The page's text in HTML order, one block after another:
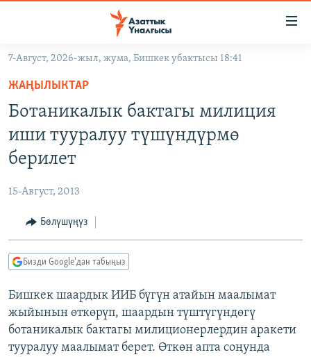
Навигацияга
өтүңүз
Издөөгө
салыңыз
МАДАНИЯТ
УКРАИНА
ТВ ПРОГРАММАЛАР
БҮГҮН АЗАТТЫКТА
ДАНИСТЕ
ЭЖЕ-СИҢДИЛЕР
АЗАТТЫК+
ПОДКАСТ
ОНЛАЙН ШЕРИНЕ
7-Август, 2026-жыл, жума, Бишкек убактысы 18:41
ЖАҢЫЛЫКТАР
Ботаникалык бактагы милиция
иши тууралуу түшүндүрмө
берилет
15-Август, 2013
Бөлүшүңүз
Бизди Google'дан табыңыз
Бишкек шаардык ИИБ бүгүн атайын маалымат
жыйынын өткөрүп, шаардын түштүгүндөгү
ботаникалык бактагы милиционерлердин аракети
тууралуу маалымат берет. Өткөн апта соңунда